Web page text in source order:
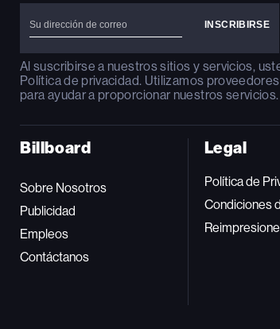
Al suscribirse a nuestros sitios y servicios,
Política de privacidad. Utilizamos
para ayudar a proporcionar nuestros servicios.
Billboard
Sobre Nosotros
Publicidad
Empleos
Contáctanos
Legal
Política de
Condiciones